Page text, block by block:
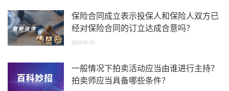
保险合同成立表示投保人和保险人双方已
经对保险合同的订立达成合意吗？
2023-05-22
一般情况下拍卖活动应当由谁进行主持？
拍卖师应当具备哪些条件？